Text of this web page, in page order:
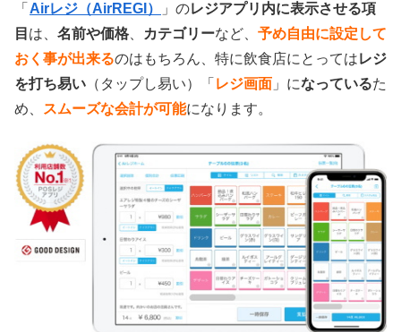
「 Airレジ（AirREGI） 」のレジアプリ内に表示させる項
目 は、 名前や価格 カテゴリーなど、 予め自由に設定して
おく事が出来るのはもちろん、特に飲食店にとってはレジ
を打ち易い （タップし易い）「 レジ画面 」になっているた
め、
スムーズな会計が可能になります。